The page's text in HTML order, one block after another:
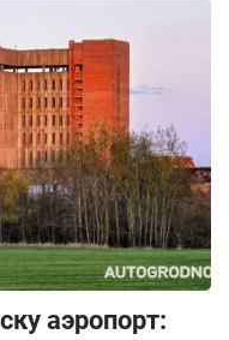
аэропорт: